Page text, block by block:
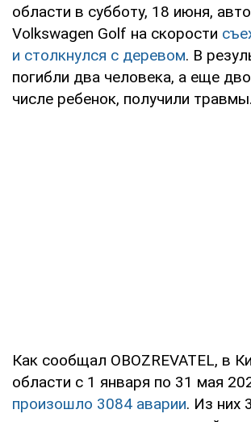
области в субботу, 18 июня,
Volkswagen Golf на скорости
и столкнулся с деревом. В
погибли два человека, а еще
числе ребенок, получили травмы.
Как сообщал OBOZREVATEL, в
области с 1 января по 31 мая
произошло 3084 аварии. Из них